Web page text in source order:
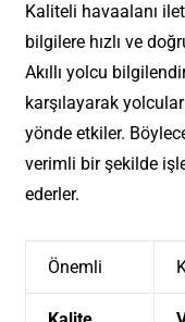
Kaliteli havaalanı
bilgilere hızlı ve
Akıllı yolcu
karşılayarak
yönde etkiler.
verimli bir şekilde
ederler.
Önemli